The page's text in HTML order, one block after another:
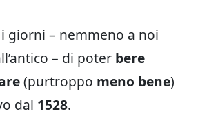
giorni – nemmeno a noi
– di poter bere
(purtroppo meno bene)
dal 1528.